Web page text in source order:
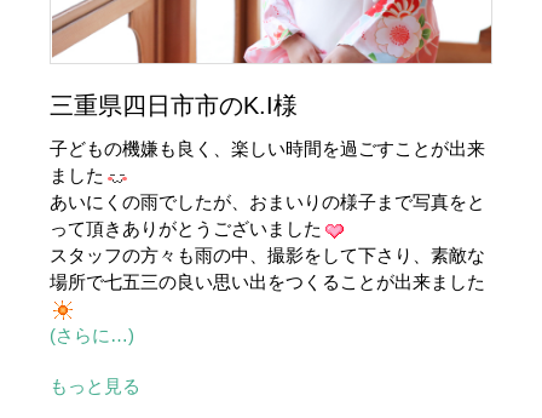
三重県四日市市のK.I様
子どもの機嫌も良く、楽しい時間を過ごすことが出来
ました
あいにくの雨でしたが、おまいりの様子まで写真をと
って頂きありがとうございました
スタッフの方々も雨の中、撮影をして下さり、素敵な
場所で七五三の良い思い出をつくることが出来ました
(さらに…)
もっと見る